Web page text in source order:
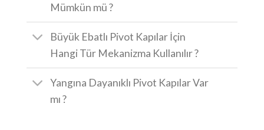
Mümkün mü ?
Büyük Ebatlı Pivot Kapılar İçin
Hangi Tür Mekanizma Kullanılır ?
Yangına Dayanıklı Pivot Kapılar Var
mı ?